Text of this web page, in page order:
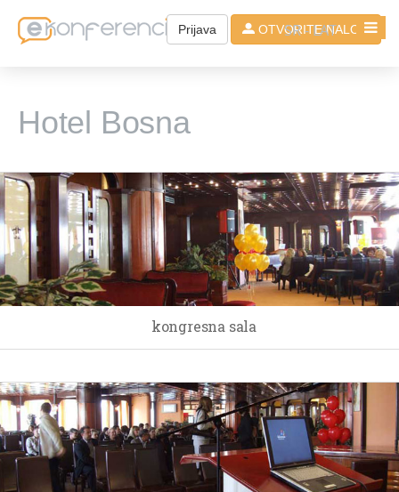
Prijava OTVORITE NALOG
SR - LAT
Hotel Bosna
kongresna sala